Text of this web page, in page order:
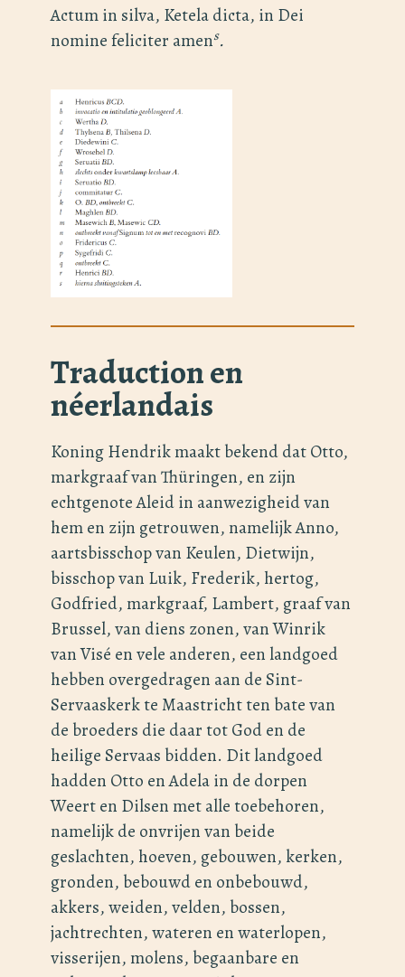
Actum in silva, Ketela dicta, in Dei
nomine feliciter amens.
Traduction en
néerlandais
Koning Hendrik maakt bekend dat Otto,
markgraaf van Thüringen, en zijn
echtgenote Aleid in aanwezigheid van
hem en zijn getrouwen, namelijk Anno,
aartsbisschop van Keulen, Dietwijn,
bisschop van Luik, Frederik, hertog,
Godfried, markgraaf, Lambert, graaf van
Brussel, van diens zonen, van Winrik
van Visé en vele anderen, een landgoed
hebben overgedragen aan de Sint-
Servaaskerk te Maastricht ten bate van
de broeders die daar tot God en de
heilige Servaas bidden. Dit landgoed
hadden Otto en Adela in de dorpen
Weert en Dilsen met alle toebehoren,
namelijk de onvrijen van beide
geslachten, hoeven, gebouwen, kerken,
gronden, bebouwd en onbebouwd,
akkers, weiden, velden, bossen,
jachtrechten, wateren en waterlopen,
visserijen, molens, begaanbare en